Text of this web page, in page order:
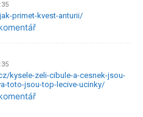
primet-kvest-anturii/
kysele-zeli-cibule-a-cesnek-jsou-
toto-jsou-top-lecive-ucinky/